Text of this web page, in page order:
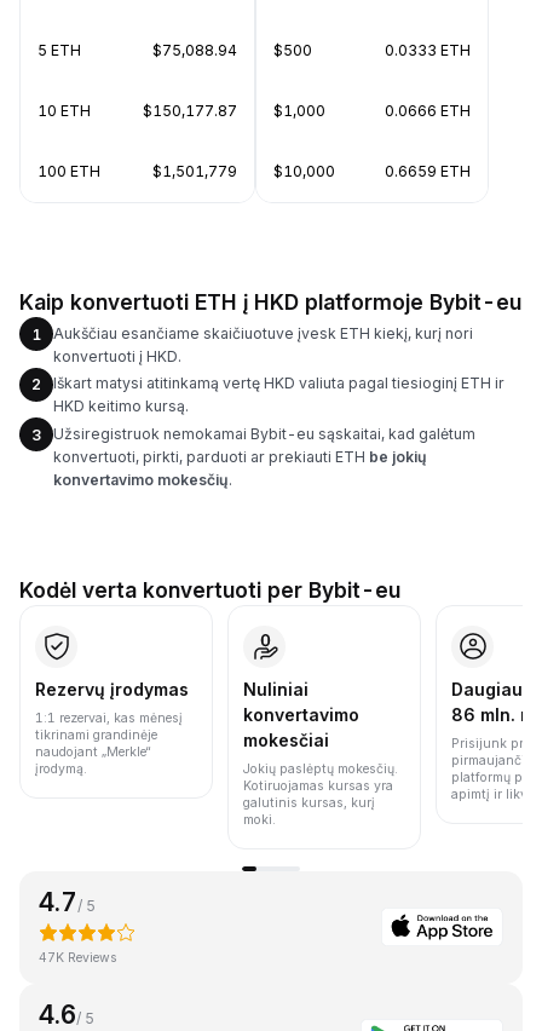
5 ETH $75,088.94
10 ETH $150,177.87
100 ETH $1,501,779
$500 0.0333 ETH
$1,000 0.0666 ETH
$10,000 0.6659 ETH
Kaip konvertuoti ETH į HKD platformoje Bybit-eu
1
Aukščiau esančiame skaičiuotuve įvesk ETH kiekį, kurį nori
konvertuoti į HKD.
2
Iškart matysi atitinkamą vertę HKD valiuta pagal tiesioginį ETH ir
HKD keitimo kursą.
3
Užsiregistruok nemokamai Bybit-eu sąskaitai, kad galėtum
konvertuoti, pirkti, parduoti ar prekiauti ETH be jokių
konvertavimo mokesčių.
Kodėl verta konvertuoti per Bybit-eu
Rezervų įrodymas
1:1 rezervai, kas mėnesį
tikrinami grandinėje
naudojant „Merkle“
įrodymą.
Nuliniai
konvertavimo
mokesčiai
Jokių paslėptų mokesčių.
Kotiruojamas kursas yra
galutinis kursas, kurį
moki.
Daugiau
86 mln.
Prisijunk prie
pirmaujančių
platformų
apimtį ir
4.7 / 5
47K Reviews
4.6/ 5